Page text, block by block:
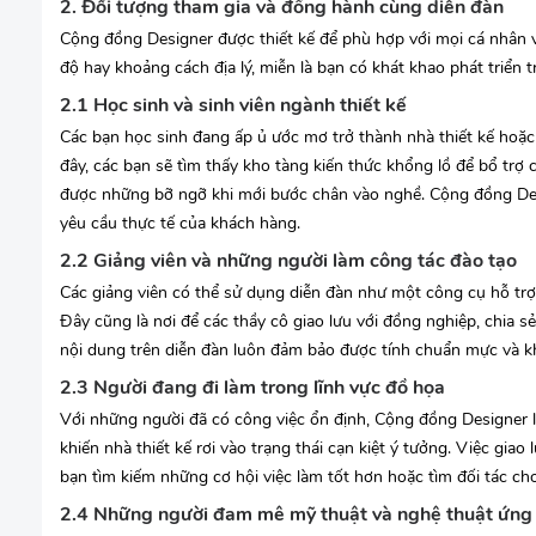
2. Đối tượng tham gia và đồng hành cùng diễn đàn
Cộng đồng Designer được thiết kế để phù hợp với mọi cá
độ hay khoảng cách địa lý, miễn là bạn có khát khao phát triển
2.1 Học sinh và sinh viên ngành thiết kế
Các bạn học sinh đang ấp ủ ước mơ trở thành nhà thiết kế
đây, các bạn sẽ tìm thấy kho tàng kiến thức khổng lồ để bổ
được những bỡ ngỡ khi mới bước chân vào nghề. Cộng đồng
yêu cầu thực tế của khách hàng.
2.2 Giảng viên và những người làm công tác đào tạo
Các giảng viên có thể sử dụng diễn đàn như một công cụ hỗ
Đây cũng là nơi để các thầy cô giao lưu với đồng nghiệp, chia
nội dung trên diễn đàn luôn đảm bảo được tính chuẩn mực và
2.3 Người đang đi làm trong lĩnh vực đồ họa
Với những người đã có công việc ổn định, Cộng đồng
khiến nhà thiết kế rơi vào trạng thái cạn kiệt ý tưởng. Việc
bạn tìm kiếm những cơ hội việc làm tốt hơn hoặc tìm đối tác
2.4 Những người đam mê mỹ thuật và nghệ thuật